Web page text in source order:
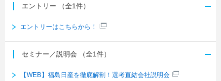
エントリー （全1件）
エントリーはこちらから！
セミナー／説明会 （全1件）
【WEB】福島日産を徹底解剖！選考直結会社説明会